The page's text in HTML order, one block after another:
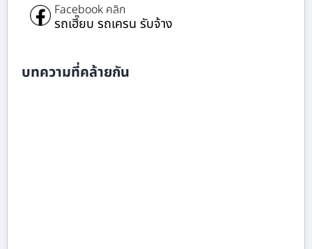
Facebook คลิก
รถเฮี๊ยบ รถเครน รับจ้าง
บทความที่คล้ายกัน